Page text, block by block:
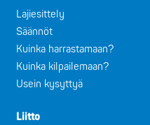
Lajiesittely
Säännöt
Kuinka harrastamaan?
Kuinka kilpailemaan?
Usein kysyttyä
Liitto